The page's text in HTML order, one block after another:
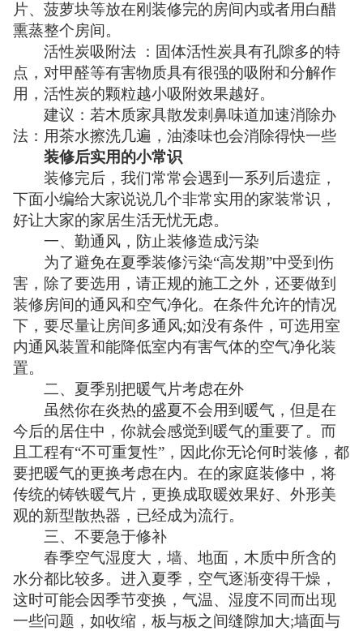
片、菠萝块等放在刚装修完的房间内或者用白醋
熏蒸整个房间。
活性炭吸附法 ：固体活性炭具有孔隙多的特
点，对甲醛等有害物质具有很强的吸附和分解作
用，活性炭的颗粒越小吸附效果越好。
建议：若木质家具散发刺鼻味道加速消除办
法：用茶水擦洗几遍，油漆味也会消除得快一些
装修后实用的小常识
装修完后，我们常常会遇到一系列后遗症，
下面小编给大家说说几个非常实用的家装常识，
好让大家的家居生活无忧无虑。
一、勤通风，防止装修造成污染
为了避免在夏季装修污染“高发期”中受到伤
害，除了要选用，请正规的施工之外，还要做到
装修房间的通风和空气净化。在条件允许的情况
下，要尽量让房间多通风;如没有条件，可选用室
内通风装置和能降低室内有害气体的空气净化装
置。
二、夏季别把暖气片考虑在外
虽然你在炎热的盛夏不会用到暖气，但是在
今后的居住中，你就会感觉到暖气的重要了。而
且工程有“不可重复性”，因此你无论何时装修，都
要把暖气的更换考虑在内。在的家庭装修中，将
传统的铸铁暖气片，更换成取暖效果好、外形美
观的新型散热器，已经成为流行。
三、不要急于修补
春季空气湿度大，墙、地面，木质中所含的
水分都比较多。进入夏季，空气逐渐变得干燥，
这时可能会因季节变换，气温、湿度不同而出现
一些问题，如收缩，板与板之间缝隙加大;墙面与